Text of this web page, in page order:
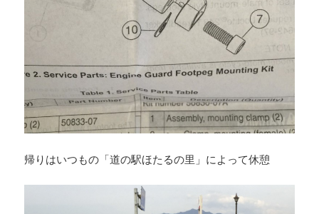
帰りはいつもの「道の駅ほたるの里」によって休憩